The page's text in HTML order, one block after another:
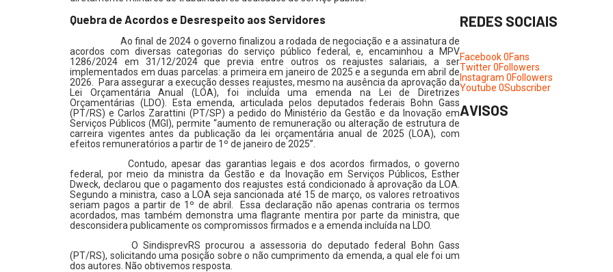
Quebra de Acordos e Desrespeito aos Servidores
Ao final de 2024 o governo finalizou a rodada de negociação e a assinatura de
acordos com diversas categorias do serviço público federal, e, encaminhou a MPV
1286/2024 em 31/12/2024 que previa entre outros os reajustes salariais, a ser
implementados em duas parcelas: a primeira em janeiro de 2025 e a segunda em abril de
2026. Para assegurar a execução desses reajustes, mesmo na ausência da aprovação da
Lei Orçamentária Anual (LOA), foi incluída uma emenda na Lei de Diretrizes
Orçamentárias (LDO). Esta emenda, articulada pelos deputados federais Bohn Gass
(PT/RS) e Carlos Zarattini (PT/SP) a pedido do Ministério da Gestão e da Inovação em
Serviços Públicos (MGI), permite “aumento de remuneração ou alteração de estrutura de
carreira vigentes antes da publicação da lei orçamentária anual de 2025 (LOA), com
efeitos remuneratórios a partir de 1º de janeiro de 2025”.
Contudo, apesar das garantias legais e dos acordos firmados, o governo
federal, por meio da ministra da Gestão e da Inovação em Serviços Públicos, Esther
Dweck, declarou que o pagamento dos reajustes está condicionado à aprovação da LOA.
Segundo a ministra, caso a LOA seja sancionada até 15 de março, os valores retroativos
seriam pagos a partir de 1º de abril. Essa declaração não apenas contraria os termos
acordados, mas também demonstra uma flagrante mentira por parte da ministra, que
desconsidera publicamente os compromissos firmados e a emenda incluída na LDO.
O SindisprevRS procurou a assessoria do deputado federal Bohn Gass
(PT/RS), solicitando uma posição sobre o não cumprimento da emenda, a qual ele foi um
dos autores. Não obtivemos resposta.
REDES SOCIAIS
Facebook0Fans
Twitter0Followers
Instagram 0Followers
Youtube 0Subscriber
AVISOS